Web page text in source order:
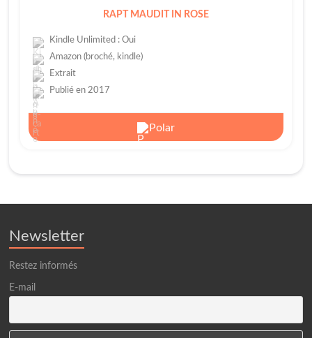
RAPT MAUDIT IN ROSE
Kindle Unlimited : Oui
Amazon (broché, kindle)
Extrait
Publié en 2017
Polar
Newsletter
Restez informés
E-mail